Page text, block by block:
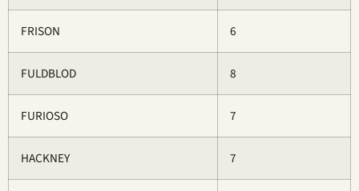
FRISON 6
FULDBLOD 8
FURIOSO 7
HACKNEY 7